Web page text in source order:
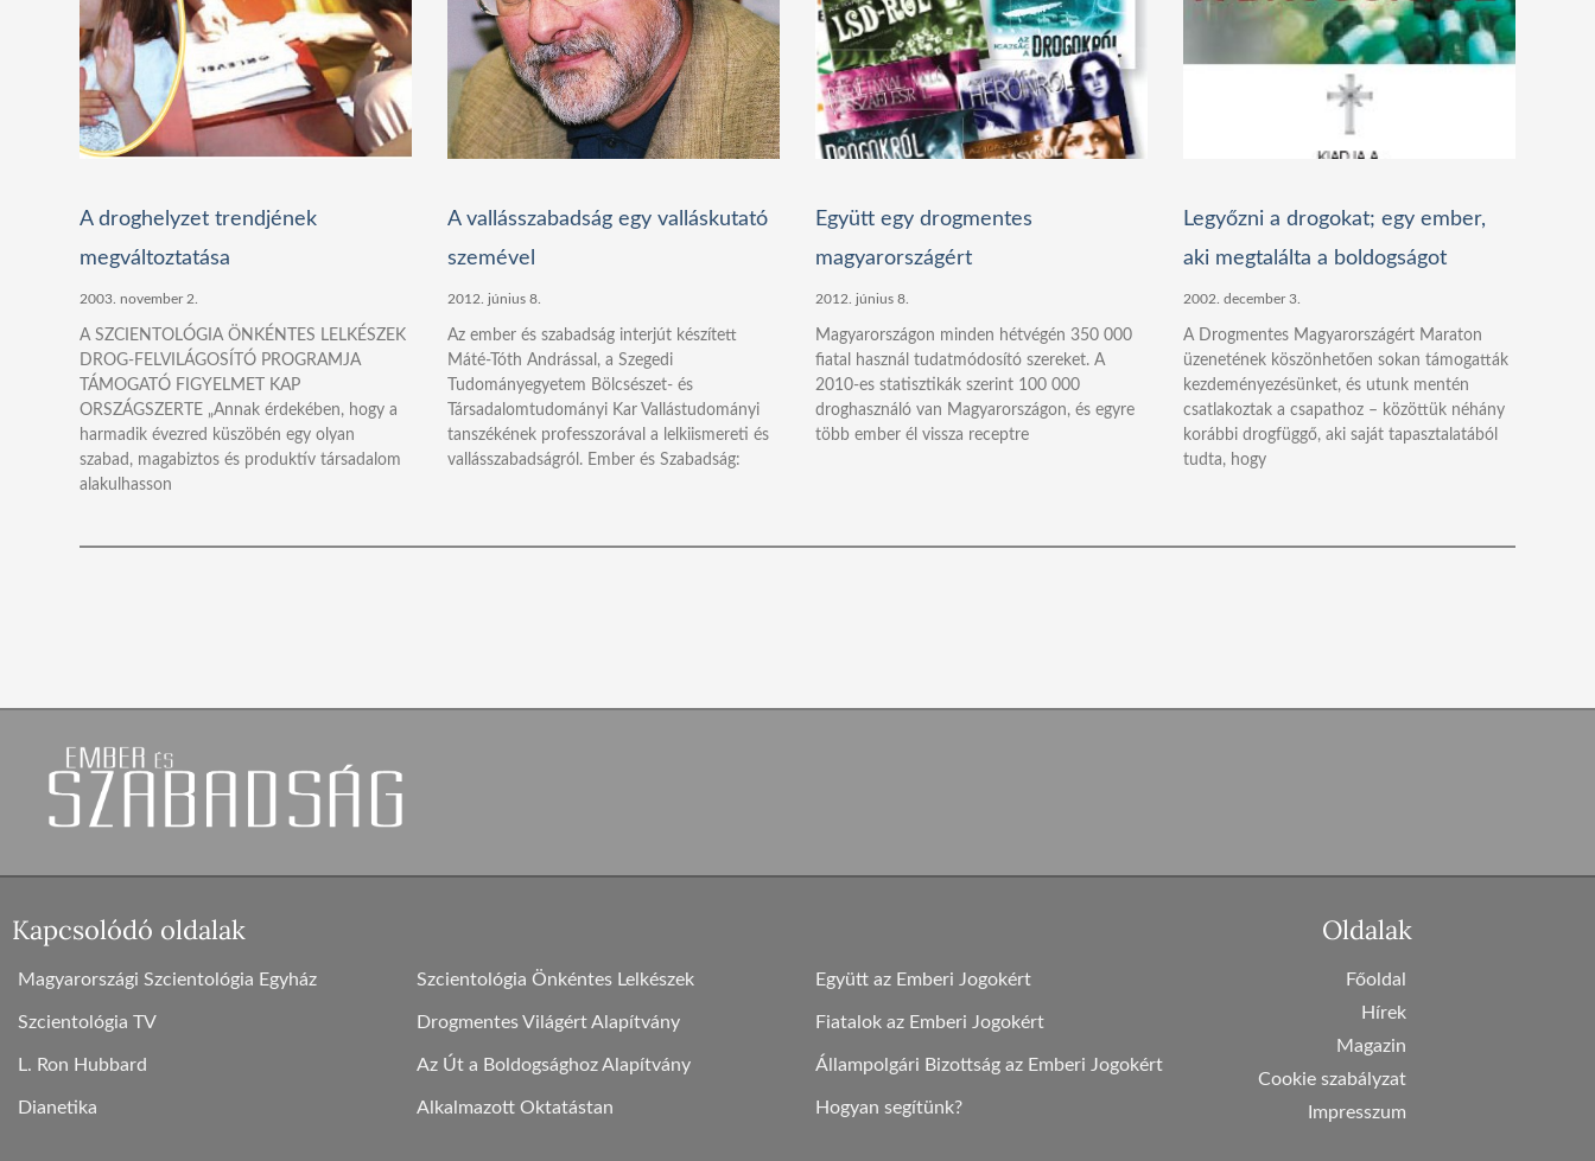
A droghelyzet trendjének
megváltoztatása
2003. november 2.
A SZCIENTOLÓGIA ÖNKÉNTES LELKÉSZEK
DROG-FELVILÁGOSÍTÓ PROGRAMJA
TÁMOGATÓ FIGYELMET KAP
ORSZÁGSZERTE „Annak érdekében, hogy a
harmadik évezred küszöbén egy olyan
szabad, magabiztos és produktív társadalom
alakulhasson
A vallásszabadság egy valláskutató
szemével
2012. június 8.
Az ember és szabadság interjút készített
Máté-Tóth Andrással, a Szegedi
Tudományegyetem Bölcsészet- és
Társadalomtudományi Kar Vallástudományi
tanszékének professzorával a lelkiismereti és
vallásszabadságról. Ember és Szabadság:
Együtt egy drogmentes
magyarországért
2012. június 8.
Magyarországon minden hétvégén 350 000
fiatal használ tudatmódosító szereket. A
2010-es statisztikák szerint 100 000
droghasználó van Magyarországon, és egyre
több ember él vissza receptre
Legyőzni a drogokat; egy ember,
aki megtalálta a boldogságot
2002. december 3.
A Drogmentes Magyarországért Maraton
üzenetének köszönhetően sokan támogatták
kezdeményezésünket, és utunk mentén
csatlakoztak a csapathoz – közöttük néhány
korábbi drogfüggő, aki saját tapasztalatából
tudta, hogy
Kapcsolódó oldalak Oldalak
Magyarországi Szcientológia Egyház
Szcientológia TV
L. Ron Hubbard
Dianetika
Szcientológia Önkéntes Lelkészek
Drogmentes Világért Alapítvány
Az Út a Boldogsághoz Alapítvány
Alkalmazott Oktatástan
Együtt az Emberi Jogokért
Fiatalok az Emberi Jogokért
Állampolgári Bizottság az Emberi Jogokért
Hogyan segítünk?
Főoldal
Hírek
Magazin
Cookie szabályzat
Impresszum